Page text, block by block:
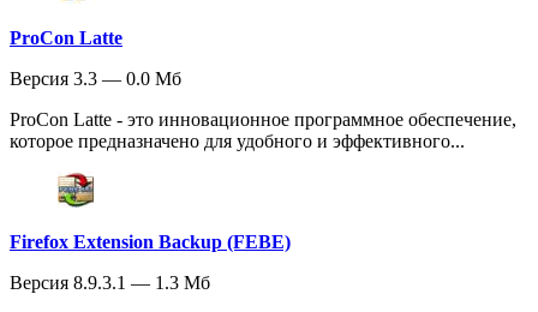
ProCon Latte
Версия 3.3 — 0.0 Мб
ProCon Latte - это инновационное программное обеспечение,
которое предназначено для удобного и эффективного...
Firefox Extension Backup (FEBE)
Версия 8.9.3.1 — 1.3 Мб